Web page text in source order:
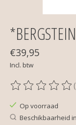
€39,95
Incl. btw
De beoordeling
Op voorraad
Beschikbaarheid